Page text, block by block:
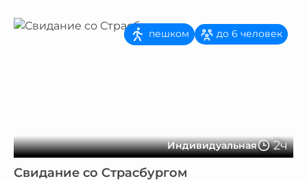
Индивидуальная 2ч
пешком до 6 человек
Свидание со Страсбургом